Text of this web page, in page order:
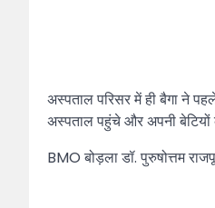
अस्पताल परिसर में ही बैगा ने
अस्पताल पहुंचे और अपनी
BMO बोड़ला डॉ. पुरुषोत्तम